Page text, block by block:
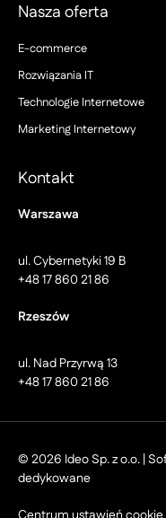
Nasza oferta
E-commerce
Rozwiązania IT
Technologie Internetowe
Marketing Internetowy
Kontakt
Warszawa
ul. Cybernetyki 19 B
+48 17 860 21 86
Rzeszów
ul. Nad Przyrwą 13
+48 17 860 21 86
© 2026 Ideo Sp. z o.o. |
dedykowane